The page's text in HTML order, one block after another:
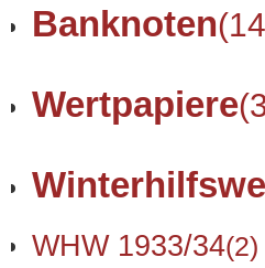
Banknoten
Wertpapiere
WHW 1933/34(2)